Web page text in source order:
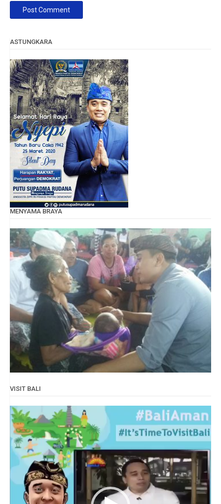
ASTUNGKARA
MENYAMA BRAYA
VISIT BALI
Video
Player